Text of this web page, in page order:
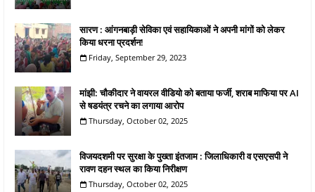
सारण : आंगनबाड़ी सेविका एवं सहायिकाओं ने अपनी मांगों को लेकर
किया धरना प्रदर्शन!
Friday, September 29, 2023
मांझी: चौकीदार ने वायरल वीडियो को बताया फर्जी, शराब माफिया पर AI
से षडयंत्र रचने का लगाया आरोप
Thursday, October 02, 2025
विजयदशमी पर सुरक्षा के पुख्ता इंतजाम : जिलाधिकारी व एसएसपी ने
रावण दहन स्थल का किया निरीक्षण
Thursday, October 02, 2025